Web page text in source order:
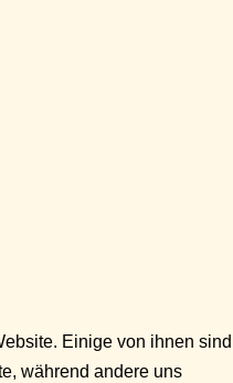
Einige von ihnen sind
während andere uns